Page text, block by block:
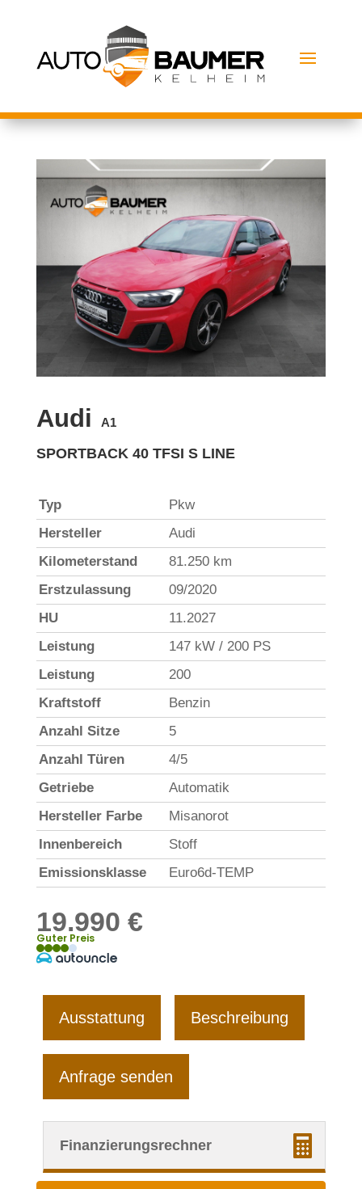
Audi A1
SPORTBACK 40 TFSI S LINE
Typ
Pkw
Hersteller
Audi
Kilometerstand
81.250 km
Erstzulassung
09/2020
HU
11.2027
Leistung
147 kW / 200 PS
Leistung
200
Kraftstoff
Benzin
Anzahl Sitze
5
Anzahl Türen
4/5
Getriebe
Automatik
Hersteller Farbe
Misanorot
Innenbereich
Stoff
Emissionsklasse
Euro6d-TEMP
19.990 €
Guter Preis
Ausstattung Beschreibung
Anfrage senden
Finanzierungsrechner